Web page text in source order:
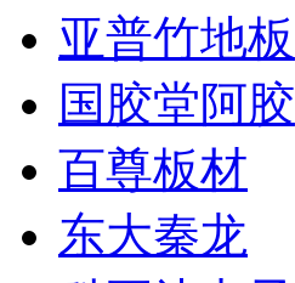
亚普竹地板
国胶堂阿胶
百尊板材
东大秦龙